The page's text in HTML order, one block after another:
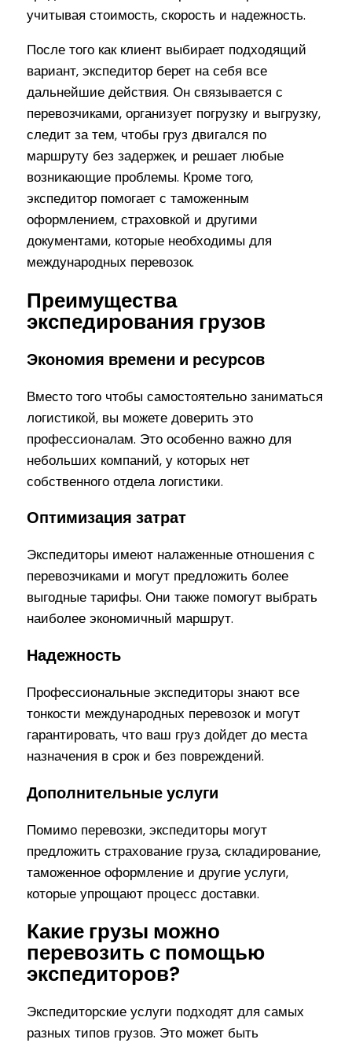
учитывая стоимость, скорость и надежность.
После того как клиент выбирает подходящий
вариант, экспедитор берет на себя все
дальнейшие действия. Он связывается с
перевозчиками, организует погрузку и выгрузку,
следит за тем, чтобы груз двигался по
маршруту без задержек, и решает любые
возникающие проблемы. Кроме того,
экспедитор помогает с таможенным
оформлением, страховкой и другими
документами, которые необходимы для
международных перевозок.
Преимущества
экспедирования грузов
Экономия времени и ресурсов
Вместо того чтобы самостоятельно заниматься
логистикой, вы можете доверить это
профессионалам. Это особенно важно для
небольших компаний, у которых нет
собственного отдела логистики.
Оптимизация затрат
Экспедиторы имеют налаженные отношения с
перевозчиками и могут предложить более
выгодные тарифы. Они также помогут выбрать
наиболее экономичный маршрут.
Надежность
Профессиональные экспедиторы знают все
тонкости международных перевозок и могут
гарантировать, что ваш груз дойдет до места
назначения в срок и без повреждений.
Дополнительные услуги
Помимо перевозки, экспедиторы могут
предложить страхование груза, складирование,
таможенное оформление и другие услуги,
которые упрощают процесс доставки.
Какие грузы можно
перевозить с помощью
экспедиторов?
Экспедиторские услуги подходят для самых
разных типов грузов. Это может быть